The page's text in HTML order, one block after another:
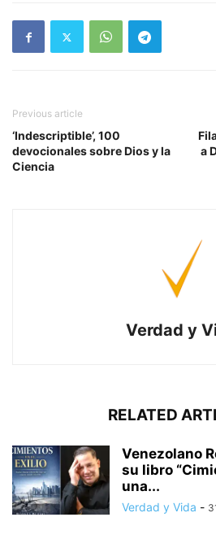
Previous article
‘Indescriptible’, 100
devocionales sobre Dios y la
Ciencia
a
Verdad y
RELATED
Venezolano
su libro
una...
Verdad y Vida -